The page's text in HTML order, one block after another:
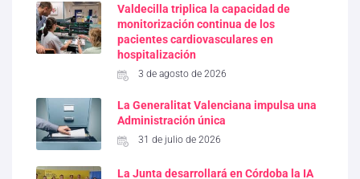
Valdecilla triplica la capacidad de
monitorización continua de los
pacientes cardiovasculares en
hospitalización
3 de agosto de 2026
La Generalitat Valenciana impulsa una
Administración única
31 de julio de 2026
La Junta desarrollará en Córdoba la IA